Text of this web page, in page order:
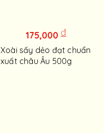
175,000 đ
Xoài sấy dẻo đạt chuẩn
xuất châu Âu 500g